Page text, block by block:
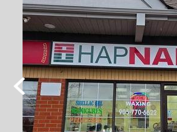
Previous